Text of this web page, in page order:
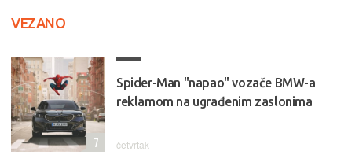
VEZANO
Spider-Man "napao" vozače BMW-a
reklamom na ugrađenim zaslonima
četvrtak
7